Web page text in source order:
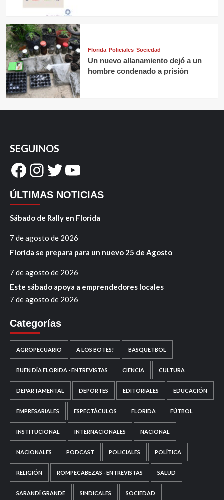
Florida Policiales Sociedad
Un nuevo allanamiento dejó a un
hombre condenado a prisión
SEGUINOS
Facebook
Instagram
Twitter
YouTube
ÚLTIMAS NOTICIAS
Sábado de Rally en Florida
7 de agosto de 2026
Florida se prepara para un nuevo 25 de Agosto
7 de agosto de 2026
Este sábado apoya a emprendedores locales
7 de agosto de 2026
Categorías
AGROPECUARIO A LOS BOTES! BASQUETBOL
BUEN DÍA FLORIDA - ENTREVISTAS CIENCIA CULTURA
DEPARTAMENTAL DEPORTES EDITORIALES EDUCACIÓN
EMPRESARIALES ESPECTÁCULOS FLORIDA FÚTBOL
INSTITUCIONAL INTERNACIONALES NACIONAL
NACIONALES PODCAST POLICIALES POLÍTICA
RELIGIÓN ROMPECABEZAS - ENTREVISTAS SALUD
SARANDÍ GRANDE SINDICALES SOCIEDAD